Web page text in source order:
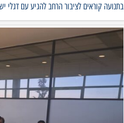
בתנועה קוראים לציבור הרחב להגיע עם דגלי